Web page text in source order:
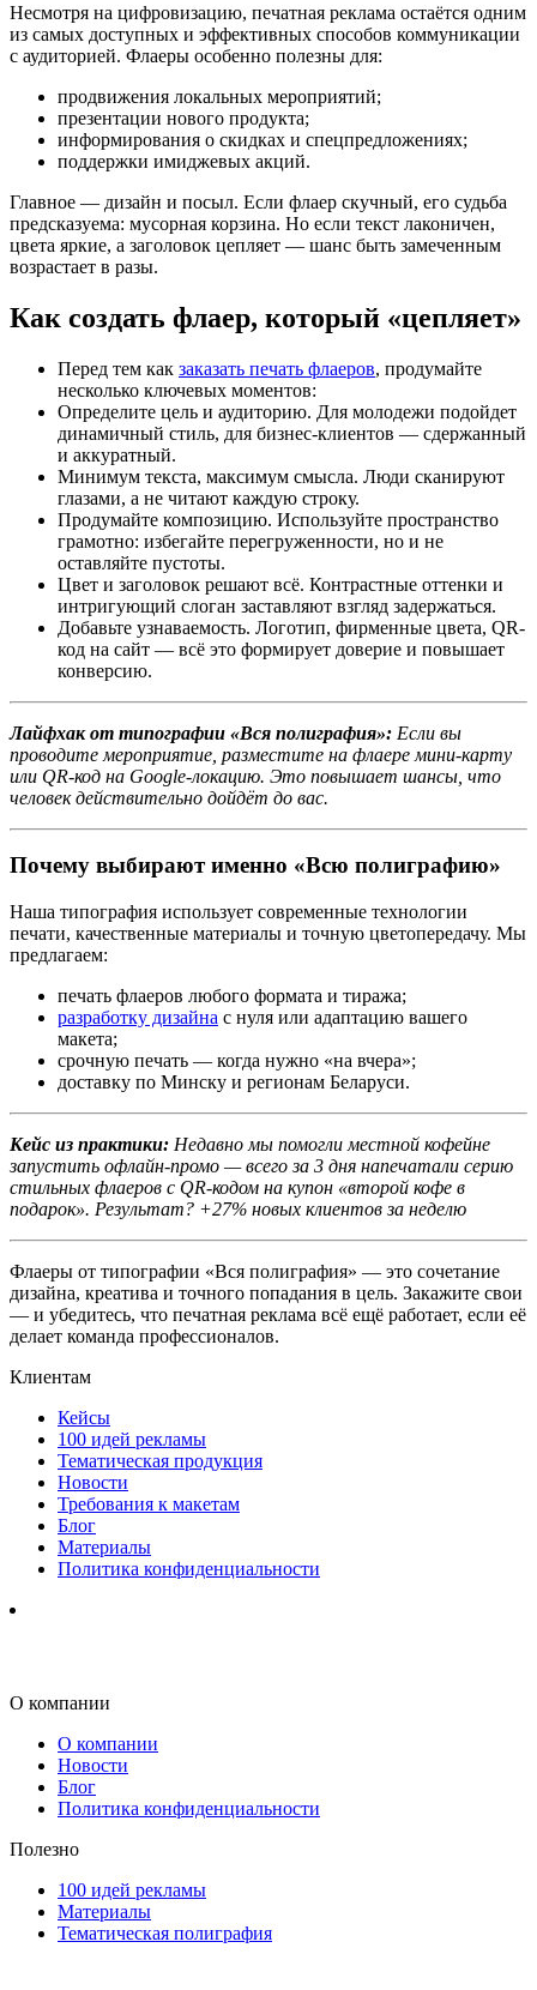
Несмотря на цифровизацию, печатная реклама остаётся одним
из самых доступных и эффективных способов коммуникации
с аудиторией. Флаеры особенно полезны для:
продвижения локальных мероприятий;
презентации нового продукта;
информирования о скидках и спецпредложениях;
поддержки имиджевых акций.
Главное — дизайн и посыл. Если флаер скучный, его судьба
предсказуема: мусорная корзина. Но если текст лаконичен,
цвета яркие, а заголовок цепляет — шанс быть замеченным
возрастает в разы.
Как создать флаер, который «цепляет»
Перед тем как заказать печать флаеров, продумайте
несколько ключевых моментов:
Определите цель и аудиторию. Для молодежи подойдет
динамичный стиль, для бизнес-клиентов — сдержанный
и аккуратный.
Минимум текста, максимум смысла. Люди сканируют
глазами, а не читают каждую строку.
Продумайте композицию. Используйте пространство
грамотно: избегайте перегруженности, но и не
оставляйте пустоты.
Цвет и заголовок решают всё. Контрастные оттенки и
интригующий слоган заставляют взгляд задержаться.
Добавьте узнаваемость. Логотип, фирменные цвета, QR-
код на сайт — всё это формирует доверие и повышает
конверсию.
Лайфхак от типографии «Вся полиграфия»: Если вы
проводите мероприятие, разместите на флаере мини-карту
или QR-код на Google-локацию. Это повышает шансы, что
человек действительно дойдёт до вас.
Почему выбирают именно «Всю полиграфию»
Наша типография использует современные технологии
печати, качественные материалы и точную цветопередачу. Мы
предлагаем:
печать флаеров любого формата и тиража;
разработку дизайна с нуля или адаптацию вашего
макета;
срочную печать — когда нужно «на вчера»;
доставку по Минску и регионам Беларуси.
Кейс из практики: Недавно мы помогли местной кофейне
запустить офлайн-промо — всего за 3 дня напечатали серию
стильных флаеров с QR-кодом на купон «второй кофе в
подарок». Результат? +27% новых клиентов за неделю
Флаеры от типографии «Вся полиграфия» — это сочетание
дизайна, креатива и точного попадания в цель. Закажите свои
— и убедитесь, что печатная реклама всё ещё работает, если её
делает команда профессионалов.
Клиентам
Кейсы
100 идей рекламы
Тематическая продукция
Новости
Требования к макетам
Блог
Материалы
Политика конфиденциальности
О компании
О компании
Новости
Блог
Политика конфиденциальности
Полезно
100 идей рекламы
Материалы
Тематическая полиграфия